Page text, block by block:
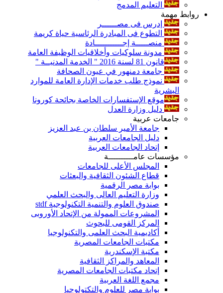
التعليم المدمج
روابط مهمة
إدرس فى مصــــــر
التطوع فى المبادرة الرئاسية حياة كريمة
منصـــــة إجـــــــــــادة
مدونة سلوكيات وأخلاقيات الوظيفة العامة
قانون 81 لسنة 2016 " الخدمة المدنيــة "
جامعة دمنهور في عيون الصحافة
نموذج طلب خدمات الإدارة العامة للموارد
البشرية
موقع الإستفسارات الخاصة بجائحة كورونا
دليل وزارة العدل
جامعات عربية
جامعة الأمير سلطان بن عبد العزيز
دليل الجامعات العربية
إتحاد الجامعات العربية
مؤسسات عامــــــــــة
المجلس الأعلى للجامعات
قطاع الشئون الثقافية والبعثات
بوابة مصر الرقمية
وزارة التعليم العالى والبحث العلمي
صندوق العلوم والتنمية التكنولوجية stdf
المشروعات الممولة من الإتحاد الأوروبى
المركز القومى للبحوث
أكاديمية البحث العلمى والتكنولوجيا
مكتبات الجامعات المصرية
مكتبة الإسكندرية
المعاهد والمراكز الثقافية
إتحاد مكتبات الجامعات المصرية
مجمع اللغة العربية
بوابة مصر للعلوم والتكتولوجيا